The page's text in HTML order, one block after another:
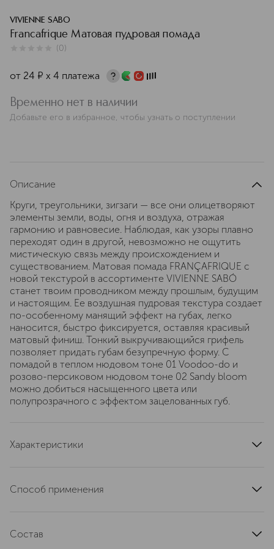
VIVIENNE SABO
Francafrique Матовая пудровая помада
(0)
от 24 ¤ х 4 платежа
Временно нет в наличии
Добавьте его в избранное, чтобы узнать о поступлении
Описание
Круги, треугольники, зигзаги — все они олицетворяют
элементы земли, воды, огня и воздуха, отражая
гармонию и равновесие. Наблюдая, как узоры плавно
переходят один в другой, невозможно не ощутить
мистическую связь между происхождением и
существованием. Матовая помада FRANÇAFRIQUE с
новой текстурой в ассортименте VIVIENNE SABÓ
станет твоим проводником между прошлым, будущим
и настоящим. Ее воздушная пудровая текстура создает
по-особенному манящий эффект на губах, легко
наносится, быстро фиксируется, оставляя красивый
матовый финиш. Тонкий выкручивающийся грифель
позволяет придать губам безупречную форму. С
помадой в теплом нюдовом тоне 01 Voodoo-do и
розово-персиковом нюдовом тоне 02 Sandy bloom
можно добиться насыщенного цвета или
полупрозрачного с эффектом зацелованных губ.
Характеристики
Способ применения
Состав